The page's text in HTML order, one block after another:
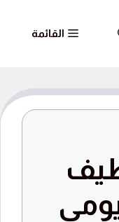
القائمة